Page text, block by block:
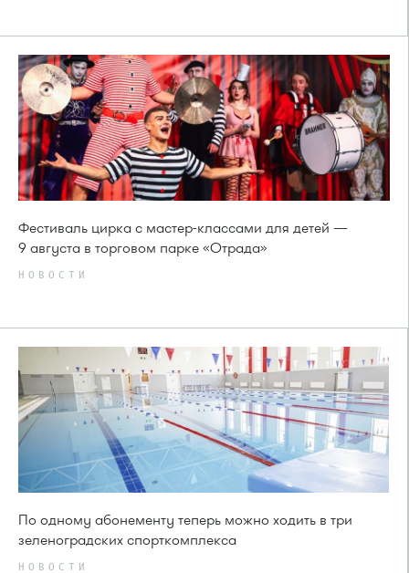
Фестиваль цирка с мастер-классами для детей —
9 августа в торговом парке «Отрада»
НОВОСТИ
По одному абонементу теперь можно ходить в три
зеленоградских спорткомплекса
НОВОСТИ